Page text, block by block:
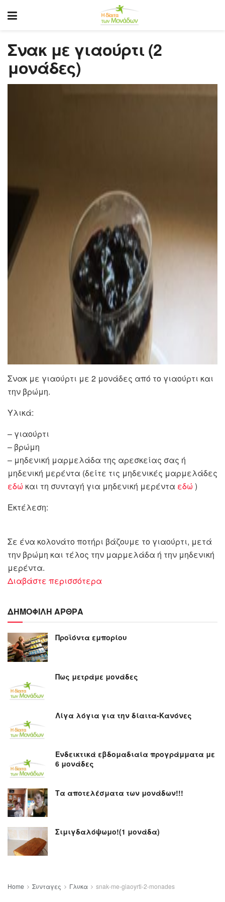
Σνακ με γιαούρτι (2
μονάδες)
Σνακ με γιαούρτι με 2 μονάδες από το γιαούρτι και
την βρώμη.
Υλικά:
– γιαούρτι
– βρώμη
– μηδενική μαρμελάδα της αρεσκείας σας ή
μηδενική μερέντα (δείτε τις μηδενικές μαρμελάδες
εδώ και τη συνταγή για μηδενική μερέντα εδώ )
Εκτέλεση:
Σε ένα κολονάτο ποτήρι βάζουμε το γιαούρτι, μετά
την βρώμη και τέλος την μαρμελάδα ή την μηδενική
μερέντα.
Διαβάστε περισσότερα
ΔΗΜΟΦΙΛΗ ΑΡΘΡΑ
Προϊόντα εμπορίου
Πως μετράμε μονάδες
Λίγα λόγια για την δίαιτα-Κανόνες
Ενδεικτικά εβδομαδιαία προγράμματα με
6 μονάδες
Τα αποτελέσματα των μονάδων!!!
Σιμιγδαλόψωμο!(1 μονάδα)
Home Συνταγες Γλυκα snak-me-giaoyrti-2-monades